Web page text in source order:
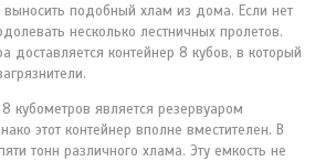
подобный хлам из дома. Если нет
несколько лестничных пролетов.
доставляется контейнер 8 кубов, в который
кубометров является резервуаром
этот контейнер вполне вместителен. В
тонн различного хлама. Эту емкость не